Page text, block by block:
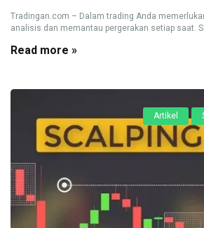
Tradingan.com – Dalam trading Anda
analisis dan memantau pergerakan setiap saat.
Read more »
Artikel